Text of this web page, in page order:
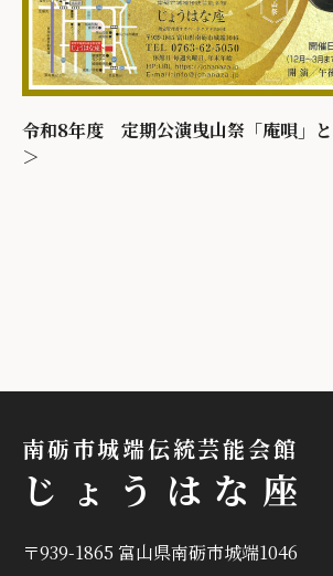
令和8年度 定期公演曳山祭「庵唄」
＞
南砺市城端伝統芸能会館
じょうはな座
〒939-1865 富山県南砺市城端1046